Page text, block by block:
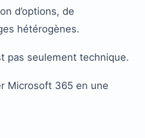
d’options, de
hétérogènes.
pas seulement technique.
Microsoft 365 en une